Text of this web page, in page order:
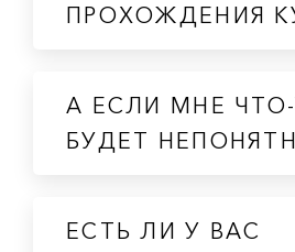
ПРОХОЖДЕНИЯ
А ЕСЛИ МНЕ
БУДЕТ
ЕСТЬ ЛИ У ВАС